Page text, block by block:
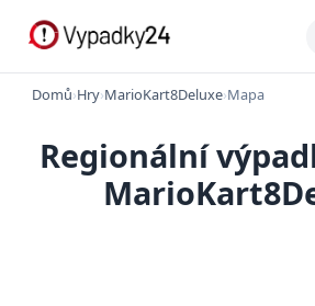
Domů›Hry›MarioKart8Deluxe›Mapa
Regionální